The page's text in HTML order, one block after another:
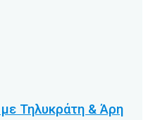
Τηλυκράτη & Άρη